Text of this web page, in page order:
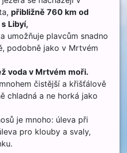
přibližně 760 km od
s Libyí,
umožňuje plavcům snadno
podobně jako v Mrtvém
voda v Mrtvém moři.
čistější a křišťálově
chladná a ne horká jako
je mnoho: úleva při
pro klouby a svaly,